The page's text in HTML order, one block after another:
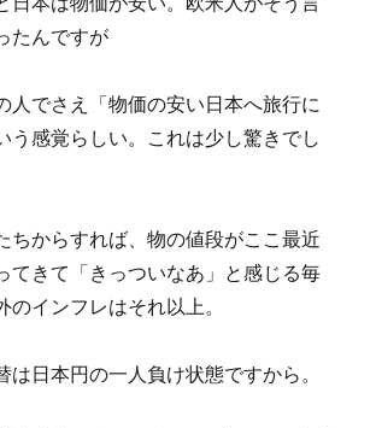
たんですが
人でさえ「物価の安い日本へ旅行に
う感覚らしい。これは少し驚きでし
ちからすれば、物の値段がここ最近
てきて「きっついなあ」と感じる毎
のインフレはそれ以上。
は日本円の一人負け状態ですから。